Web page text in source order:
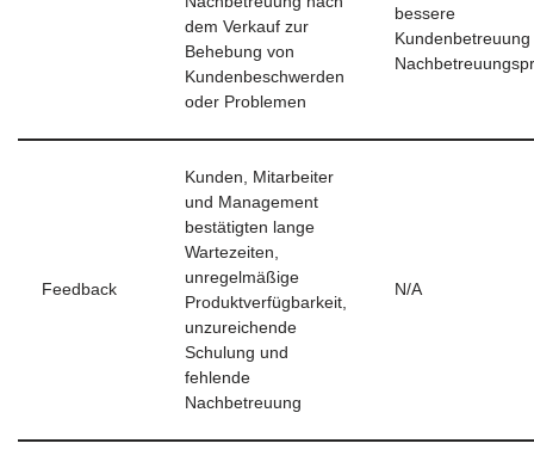
dem Verkauf zur
Behebung von
Kundenbeschwerden
oder Problemen
bessere
Feedback
Kunden, Mitarbeiter
und Management
bestätigten lange
Wartezeiten,
unregelmäßige
Produktverfügbarkeit,
unzureichende
Schulung und
fehlende
Nachbetreuung
N/A